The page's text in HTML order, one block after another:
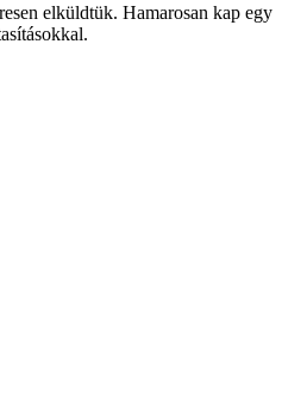
elküldtük. Hamarosan kap egy